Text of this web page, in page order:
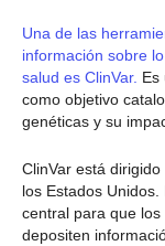
Una de las
información sobre
salud es ClinVar. Es
como objetivo
genéticas y su
ClinVar está
los Estados
central para que
depositen